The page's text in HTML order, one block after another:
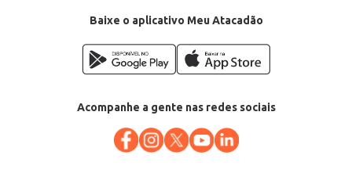
Baixe o aplicativo Meu Atacadão
Acompanhe a gente nas redes sociais